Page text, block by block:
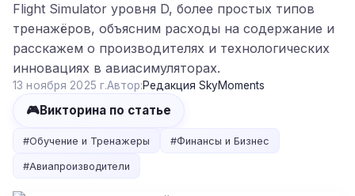
Flight Simulator уровня D, более простых типов
тренажёров, объясним расходы на содержание и
расскажем о производителях и технологических
инновациях в авиасимуляторах.
13 ноября 2025 г.Автор:Редакция SkyMoments
🎮Викторина по статье
#Обучение и Тренажеры #Финансы и Бизнес
#Авиапроизводители